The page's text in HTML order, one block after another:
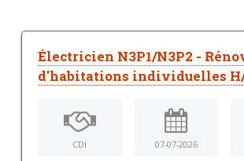
Électricien N3P1/N3P2 -
d'habitations individuelles
CDI 07-07-2026